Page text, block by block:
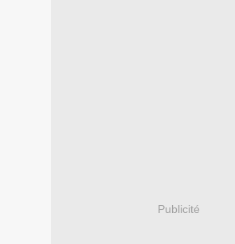
Publicité